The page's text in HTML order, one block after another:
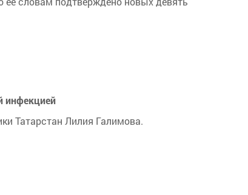
инфекцией
Татарстан Лилия Галимова.